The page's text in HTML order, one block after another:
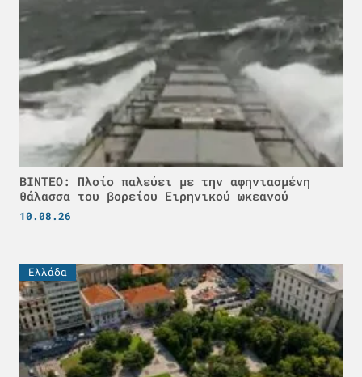
ΒΙΝΤΕΟ: Πλοίο παλεύει με την αφηνιασμένη
θάλασσα του βορείου Ειρηνικού ωκεανού
10.08.26
Ελλάδα